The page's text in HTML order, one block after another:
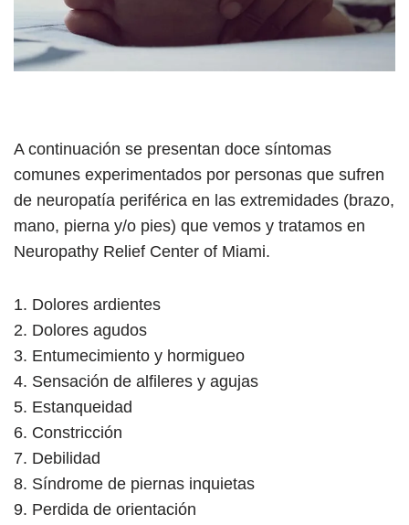
A continuación se presentan doce síntomas
comunes experimentados por personas que sufren
de neuropatía periférica en las extremidades (brazo,
mano, pierna y/o pies) que vemos y tratamos en
Neuropathy Relief Center of Miami.
1. Dolores ardientes
2. Dolores agudos
3. Entumecimiento y hormigueo
4. Sensación de alfileres y agujas
5. Estanqueidad
6. Constricción
7. Debilidad
8. Síndrome de piernas inquietas
9. Perdida de orientación